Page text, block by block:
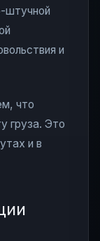
штучной
и
что
груза. Это
и в